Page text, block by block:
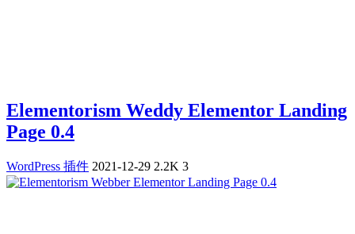
Elementorism Weddy Elementor Landing
Page 0.4
WordPress 插件 2021-12-29 2.2K 3